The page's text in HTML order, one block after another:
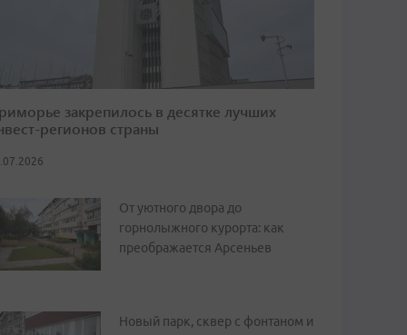
закрепилось в десятке лучших
регионов страны
От уютного двора до
горнолыжного курорта: как
преображается Арсеньев
Новый парк, сквер с фонтаном и